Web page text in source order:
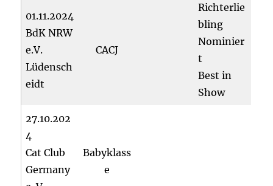
01.11.2024
BdK NRW
e.V.
Lüdensch
eidt
CACJ
Richterlie
bling
Nominier
t
Best in
Show
27.10.202
4
Cat Club
Germany
Babyklass
e